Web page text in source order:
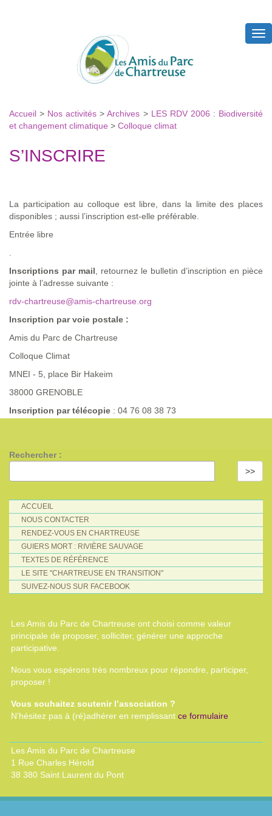
Accueil> Nos activités >Archives > LES RDV 2006 : Biodiversité
et changement climatique > Colloque climat
S’INSCRIRE
La participation au colloque est libre, dans la limite des places
disponibles ; aussi l’inscription est-elle préférable.
Entrée libre
.
Inscriptions par mail, retournez le bulletin d’inscription en pièce
jointe à l’adresse suivante :
rdv-chartreuse@amis-chartreuse.org
Inscription par voie postale :
Amis du Parc de Chartreuse
Colloque Climat
MNEI - 5, place Bir Hakeim
38000 GRENOBLE
Inscription par télécopie : 04 76 08 38 73
Rechercher :
>>
ACCUEIL
NOUS CONTACTER
RENDEZ-VOUS EN CHARTREUSE
GUIERS MORT : RIVIÈRE SAUVAGE
TEXTES DE RÉFÉRENCE
LE SITE "CHARTREUSE EN TRANSITION"
SUIVEZ-NOUS SUR FACEBOOK
Les Amis du Parc de Chartreuse ont choisi comme valeur
principale de proposer, solliciter, générer une approche
participative.
Nous vous espérons très nombreux pour répondre, participer,
proposer !
Vous souhaitez soutenir l’association ?
N’hésitez pas à (ré)adhérer en remplissant ce formulaire
Les Amis du Parc de Chartreuse
1 Rue Charles Hérold
38 380 Saint Laurent du Pont